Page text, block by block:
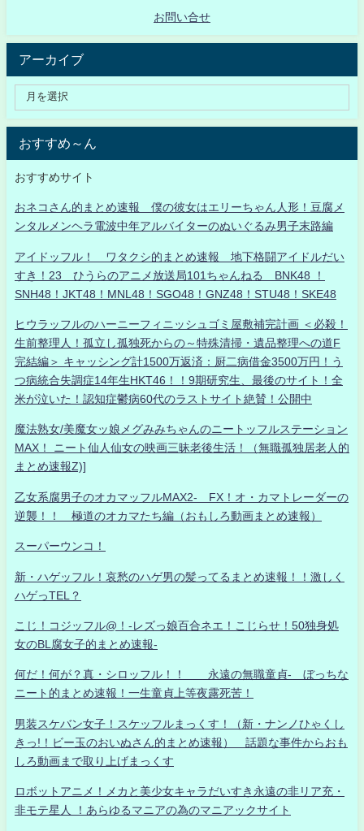
お問い合せ
アーカイブ
おすすめ～ん
おすすめサイト
おネコさん的まとめ速報 僕の彼女はエリーちゃん人形！豆腐メ
ンタルメンヘラ電波中年アルバイターのぬいぐるみ男子末路編
アイドッフル！ ワタクシ的まとめ速報 地下格闘アイドルだい
すき！23 ひうらのアニメ放送局101ちゃんねる BNK48 ！
SNH48！JKT48！MNL48！SGO48！GNZ48！STU48！SKE48
ヒウラッフルのハーニーフィニッシュゴミ屋敷補完計画 ＜必殺！
生前整理人！孤立し孤独死からの～特殊清掃・遺品整理への道F
完結編＞ キャッシング計1500万返済：厨二病借金3500万円！う
つ病統合失調症14年生HKT46！！9期研究生、最後のサイト！全
米が泣いた！認知症鬱病60代のラストサイト絶賛！公開中
魔法熟女/美魔女ッ娘メグみみちゃんのニートッフルステーション
MAX！ ニート仙人仙女の映画三昧老後生活！（無職孤独居老人的
まとめ速報Z)]
乙女系腐男子のオカマッフルMAX2- FX！オ・カマトレーダーの
逆襲！！ 極道のオカマたち編（おもしろ動画まとめ速報）
スーパーウンコ！
新・ハゲッフル！哀愁のハゲ男の髪ってるまとめ速報！！激しく
ハゲっTEL？
こじ！コジッフル@！-レズっ娘百合ネエ！こじらせ！50独身処
女のBL腐女子的まとめ速報-
何だ！何が？真・シロッフル！！ 永遠の無職童貞- ぼっちな
ニート的まとめ速報！一生童貞上等夜露死苦！
男装スケバン女子！スケッフルまっくす！（新・ナンノひゃくし
きっ!！ビー玉のおいぬさん的まとめ速報） 話題な事件からおも
しろ動画まで取り上げまっくす
ロボットアニメ！メカと美少女キャラだいすき永遠の非リア充・
非モテ星人 ！あらゆるマニアの為のマニアックサイト